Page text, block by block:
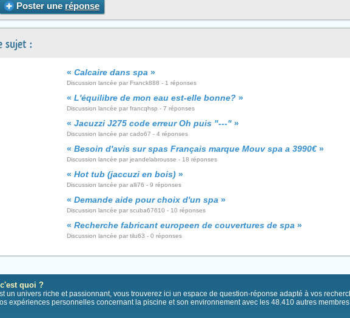
Poster une réponse
sujet :
« Calcaire dans spa »
Discussion lancée par Franck888 - 1 réponses
« L'équilibre de mon eau est-elle bonne? »
Discussion lancée par francqhsp - 7 réponses
« Jacuzzi J275 code erreur Oh puis "---" »
Discussion lancée par cado67 - 4 réponses
« Besoin d'avis sur spas Français marque Mouv spa a 3990€»
Discussion lancée par jeandelabrousse - 18 réponses
« Hot tub (jaccuzi en bois) »
Discussion lancée par alli76 - 9 réponses
« Demande aide pour choix d'un spa »
Discussion lancée par scuba67610 - 10 réponses
« Recherche fabricant europeen de couvertures de spa »
Discussion lancée par tilu63 - 0 réponses
quoi ?
un univers riche et passionnant, vous trouverez ici un espace de question-réponse adapté à vos
expériences personnelles concernant la piscine et son environnement avec les 48.410 autres membres